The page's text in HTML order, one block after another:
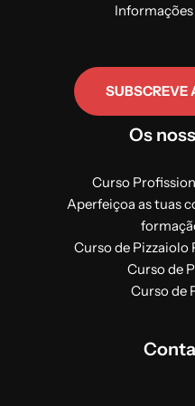
SUBSCREVE
Os
Curso
Aperfeiçoa as tuas
Curso de Pizzaiolo
Curso de
Curso de